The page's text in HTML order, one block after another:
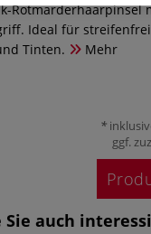
Rotmarderhaarpinsel
Ideal für
Tinten.
Mehr
ggf.
Sie auch